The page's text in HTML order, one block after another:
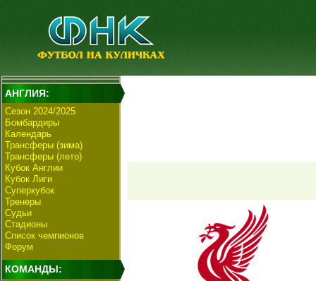
АНГЛИЯ:
Сезон 2024/2025
Бомбардиры
Календарь
Трансферы (зима)
Трансферы (лето)
Кубок Англии
Кубок Лиги
Суперкубок
Тренеры
Судьи
Стадионы
Список чемпионов
Форум
КОМАНДЫ: